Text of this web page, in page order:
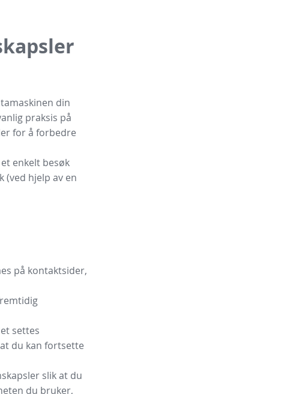
din
praksis på
for å forbedre
enkelt besøk
(ved hjelp av en
på kontaktsider,
settes
du kan fortsette
slik at du
du bruker,